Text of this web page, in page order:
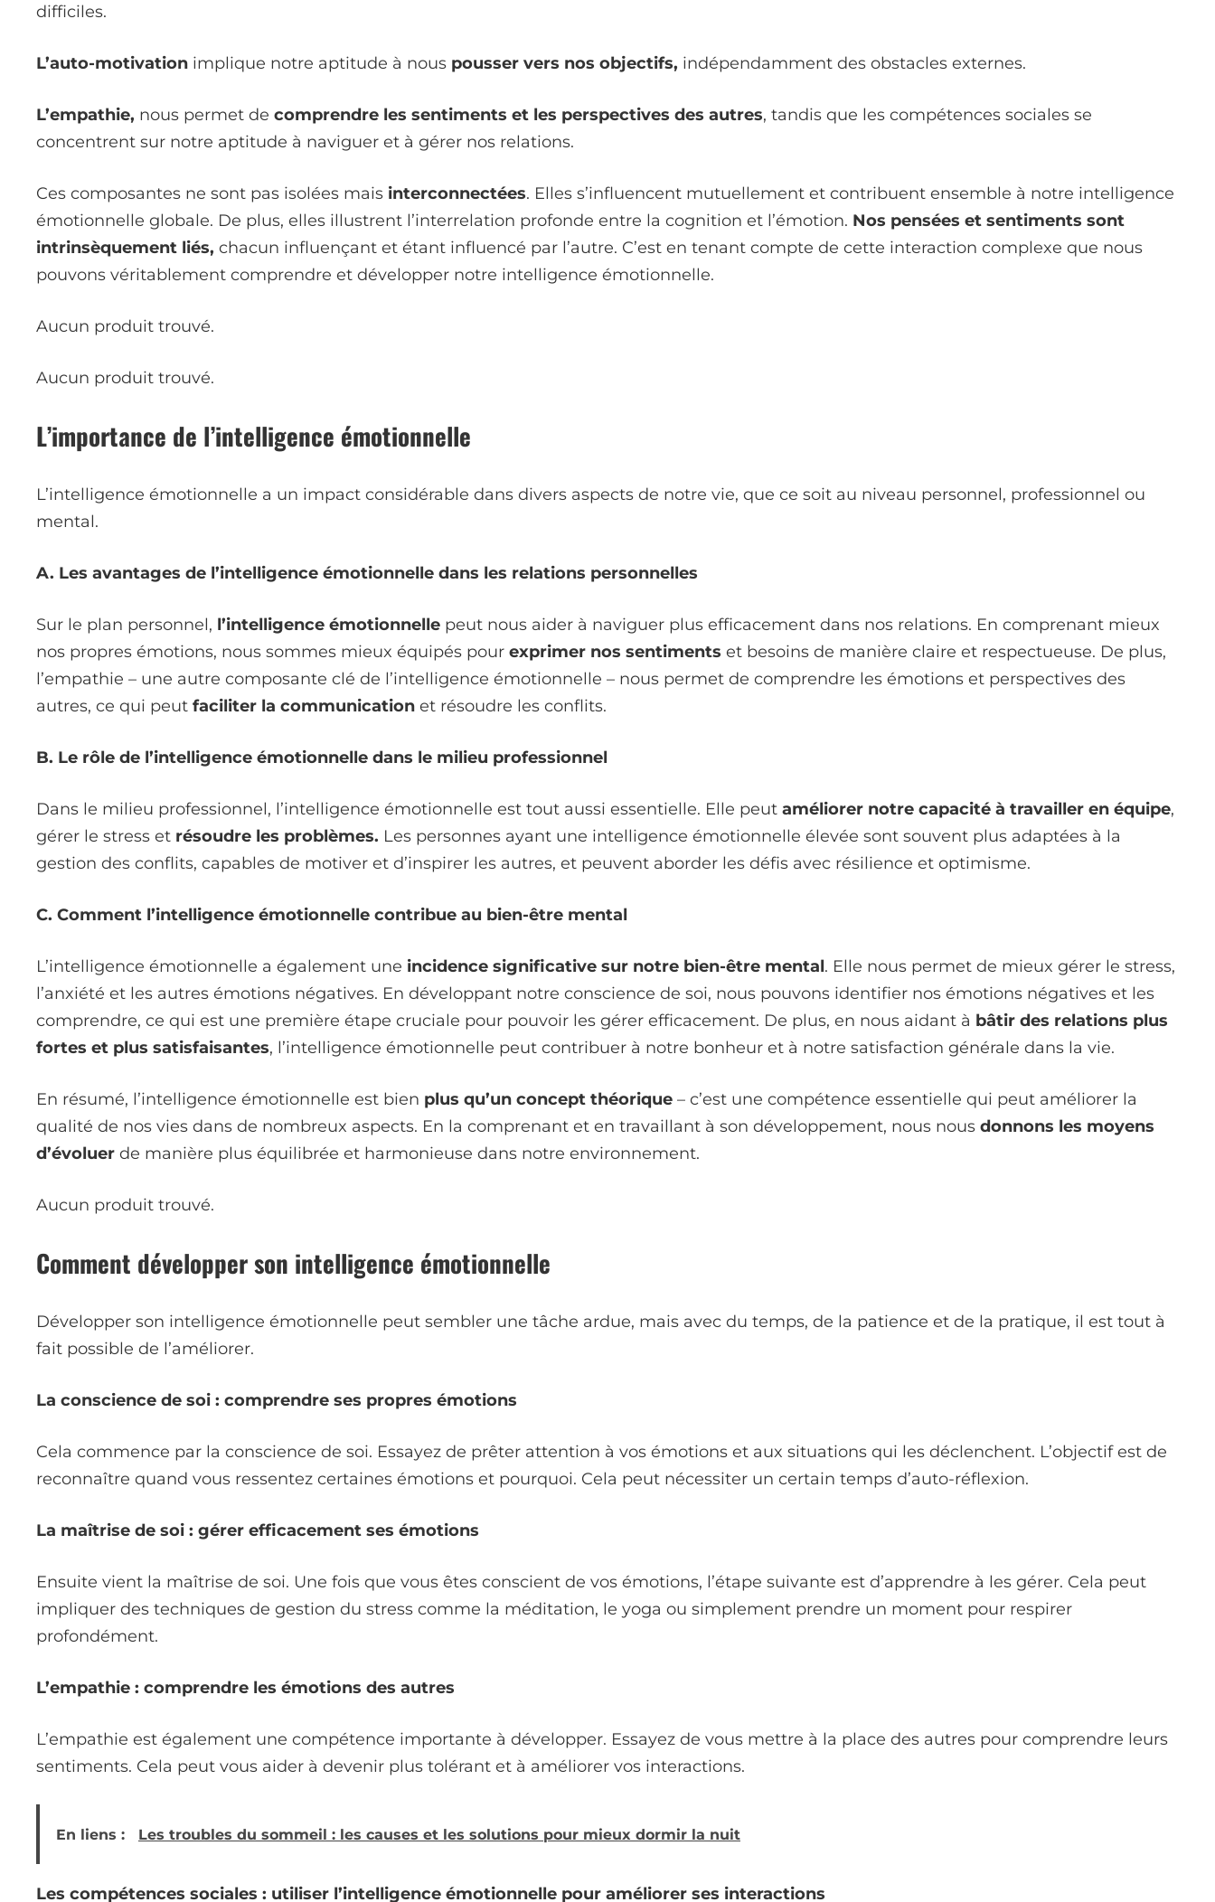
difficiles.
L’auto-motivation implique notre aptitude à nous pousser vers nos objectifs, indépendamment des obstacles externes.
L’empathie, nous permet de comprendre les sentiments et les perspectives des autres, tandis que les compétences sociales se
concentrent sur notre aptitude à naviguer et à gérer nos relations.
Ces composantes ne sont pas isolées mais interconnectées. Elles s’influencent mutuellement et contribuent ensemble à notre intelligence
émotionnelle globale. De plus, elles illustrent l’interrelation profonde entre la cognition et l’émotion. Nos pensées et sentiments sont
intrinsèquement liés, chacun influençant et étant influencé par l’autre. C’est en tenant compte de cette interaction complexe que nous
pouvons véritablement comprendre et développer notre intelligence émotionnelle.
Aucun produit trouvé.
Aucun produit trouvé.
L’importance de l’intelligence émotionnelle
L’intelligence émotionnelle a un impact considérable dans divers aspects de notre vie, que ce soit au niveau personnel, professionnel ou
mental.
A. Les avantages de l’intelligence émotionnelle dans les relations personnelles
Sur le plan personnel, l’intelligence émotionnelle peut nous aider à naviguer plus efficacement dans nos relations. En comprenant mieux
nos propres émotions, nous sommes mieux équipés pour exprimer nos sentiments et besoins de manière claire et respectueuse. De plus,
l’empathie – une autre composante clé de l’intelligence émotionnelle – nous permet de comprendre les émotions et perspectives des
autres, ce qui peut faciliter la communication et résoudre les conflits.
B. Le rôle de l’intelligence émotionnelle dans le milieu professionnel
Dans le milieu professionnel, l’intelligence émotionnelle est tout aussi essentielle. Elle peut améliorer notre capacité à travailler en équipe,
gérer le stress et résoudre les problèmes. Les personnes ayant une intelligence émotionnelle élevée sont souvent plus adaptées à la
gestion des conflits, capables de motiver et d’inspirer les autres, et peuvent aborder les défis avec résilience et optimisme.
C. Comment l’intelligence émotionnelle contribue au bien-être mental
L’intelligence émotionnelle a également une incidence significative sur notre bien-être mental. Elle nous permet de mieux gérer le stress,
l’anxiété et les autres émotions négatives. En développant notre conscience de soi, nous pouvons identifier nos émotions négatives et les
comprendre, ce qui est une première étape cruciale pour pouvoir les gérer efficacement. De plus, en nous aidant à bâtir des relations plus
fortes et plus satisfaisantes, l’intelligence émotionnelle peut contribuer à notre bonheur et à notre satisfaction générale dans la vie.
En résumé, l’intelligence émotionnelle est bien plus qu’un concept théorique – c’est une compétence essentielle qui peut améliorer la
qualité de nos vies dans de nombreux aspects. En la comprenant et en travaillant à son développement, nous nous donnons les moyens
d’évoluer de manière plus équilibrée et harmonieuse dans notre environnement.
Aucun produit trouvé.
Comment développer son intelligence émotionnelle
Développer son intelligence émotionnelle peut sembler une tâche ardue, mais avec du temps, de la patience et de la pratique, il est tout à
fait possible de l’améliorer.
La conscience de soi : comprendre ses propres émotions
Cela commence par la conscience de soi. Essayez de prêter attention à vos émotions et aux situations qui les déclenchent. L’objectif est de
reconnaître quand vous ressentez certaines émotions et pourquoi. Cela peut nécessiter un certain temps d’auto-réflexion.
La maîtrise de soi : gérer efficacement ses émotions
Ensuite vient la maîtrise de soi. Une fois que vous êtes conscient de vos émotions, l’étape suivante est d’apprendre à les gérer. Cela peut
impliquer des techniques de gestion du stress comme la méditation, le yoga ou simplement prendre un moment pour respirer
profondément.
L’empathie : comprendre les émotions des autres
L’empathie est également une compétence importante à développer. Essayez de vous mettre à la place des autres pour comprendre leurs
sentiments. Cela peut vous aider à devenir plus tolérant et à améliorer vos interactions.
En liens : Les troubles du sommeil : les causes et les solutions pour mieux dormir la nuit
Les compétences sociales : utiliser l’intelligence émotionnelle pour améliorer ses interactions